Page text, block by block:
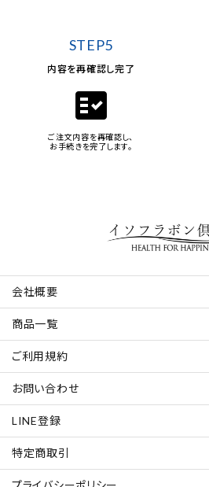
STEP5
内容を再確認し完了
fact_check
ご注文内容を再確認し、
お手続きを完了します。
会社概要
商品一覧
ご利用規約
お問い合わせ
LINE登録
特定商取引